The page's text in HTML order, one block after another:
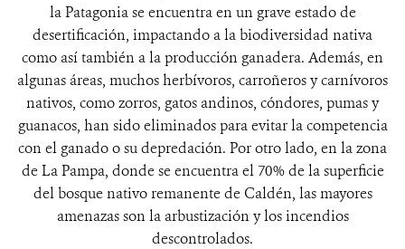
la Patagonia se encuentra en un grave estado de
desertificación, impactando a la biodiversidad nativa
como así también a la producción ganadera. Además, en
algunas áreas, muchos herbívoros, carroñeros y carnívoros
nativos, como zorros, gatos andinos, cóndores, pumas y
guanacos, han sido eliminados para evitar la competencia
con el ganado o su depredación. Por otro lado, en la zona
de La Pampa, donde se encuentra el 70% de la superficie
del bosque nativo remanente de Caldén, las mayores
amenazas son la arbustización y los incendios
descontrolados.